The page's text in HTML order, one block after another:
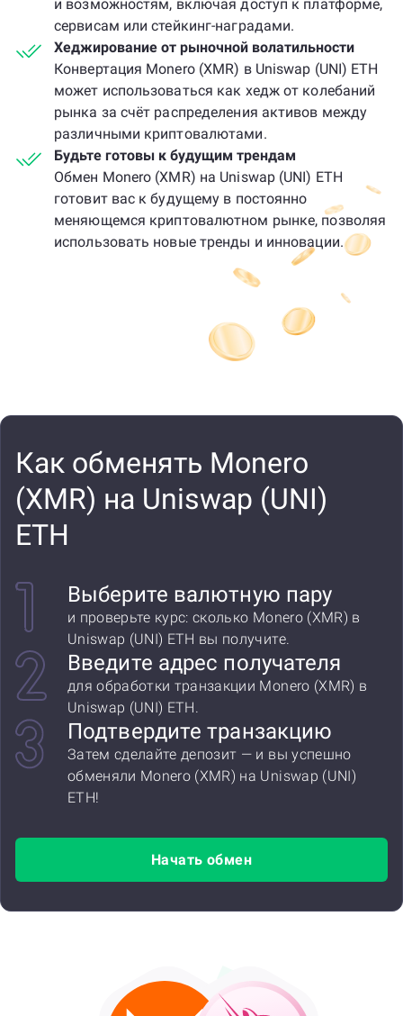
и возможностям, включая доступ к платформе,
сервисам или стейкинг-наградами.
Хеджирование от рыночной волатильности
Конвертация Monero (XMR) в Uniswap (UNI) ETH
может использоваться как хедж от колебаний
рынка за счёт распределения активов между
различными криптовалютами.
Будьте готовы к будущим трендам
Обмен Monero (XMR) на Uniswap (UNI) ETH
готовит вас к будущему в постоянно
меняющемся криптовалютном рынке, позволяя
использовать новые тренды и инновации.
Как обменять Monero
(XMR) на Uniswap (UNI)
ETH
Выберите валютную пару
и проверьте курс: сколько Monero (XMR) в
Uniswap (UNI) ETH вы получите.
Введите адрес получателя
для обработки транзакции Monero (XMR) в
Uniswap (UNI) ETH.
Подтвердите транзакцию
Затем сделайте депозит — и вы успешно
обменяли Monero (XMR) на Uniswap (UNI)
ETH!
Начать обмен